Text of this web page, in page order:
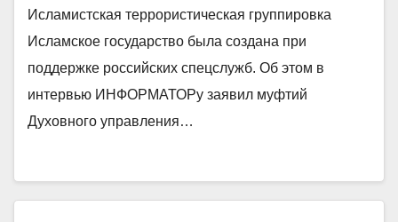
Исламистская террористическая группировка
Исламское государство была создана при
поддержке российских спецслужб. Об этом в
интервью ИНФОРМАТОРу заявил муфтий
Духовного управления…